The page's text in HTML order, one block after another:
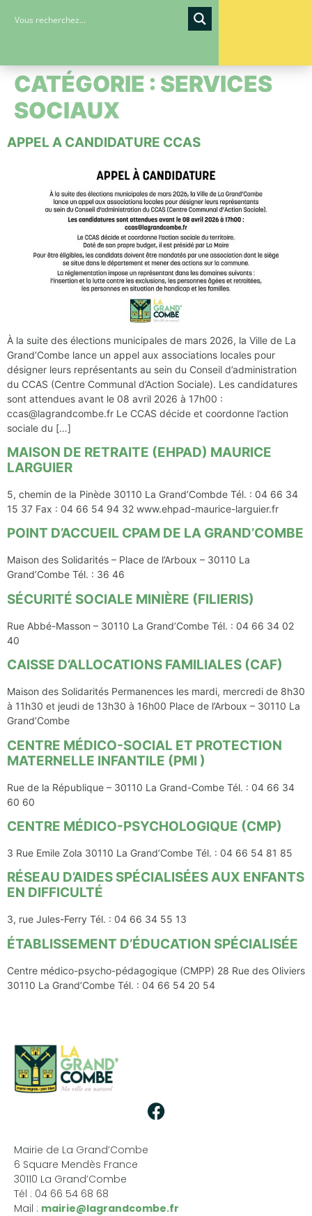
principal
CATÉGORIE : SERVICES
SOCIAUX
APPEL A CANDIDATURE CCAS
À la suite des élections municipales de mars 2026, la Ville de La
Grand’Combe lance un appel aux associations locales pour
désigner leurs représentants au sein du Conseil d’administration
du CCAS (Centre Communal d’Action Sociale). Les candidatures
sont attendues avant le 08 avril 2026 à 17h00 :
ccas@lagrandcombe.fr Le CCAS décide et coordonne l’action
sociale du […]
MAISON DE RETRAITE (EHPAD) MAURICE
LARGUIER
5, chemin de la Pinède 30110 La Grand’Combde Tél. : 04 66 34
15 37 Fax : 04 66 54 94 32 www.ehpad-maurice-larguier.fr
POINT D’ACCUEIL CPAM DE LA GRAND’COMBE
Maison des Solidarités – Place de l’Arboux – 30110 La
Grand’Combe Tél. : 36 46
SÉCURITÉ SOCIALE MINIÈRE (FILIERIS)
Rue Abbé-Masson – 30110 La Grand’Combe Tél. : 04 66 34 02
40
CAISSE D’ALLOCATIONS FAMILIALES (CAF)
Maison des Solidarités Permanences les mardi, mercredi de 8h30
à 11h30 et jeudi de 13h30 à 16h00 Place de l’Arboux – 30110 La
Grand’Combe
CENTRE MÉDICO-SOCIAL ET PROTECTION
MATERNELLE INFANTILE (PMI )
Rue de la République – 30110 La Grand-Combe Tél. : 04 66 34
60 60
CENTRE MÉDICO-PSYCHOLOGIQUE (CMP)
3 Rue Emile Zola 30110 La Grand’Combe Tél. : 04 66 54 81 85
RÉSEAU D’AIDES SPÉCIALISÉES AUX ENFANTS
EN DIFFICULTÉ
3, rue Jules-Ferry Tél. : 04 66 34 55 13
ÉTABLISSEMENT D’ÉDUCATION SPÉCIALISÉE
Centre médico-psycho-pédagogique (CMPP) 28 Rue des Oliviers
30110 La Grand’Combe Tél. : 04 66 54 20 54
Mairie de La Grand’Combe
6 Square Mendès France
30110 La Grand’Combe
Tél : 04 66 54 68 68
Mail : mairie@lagrandcombe.fr